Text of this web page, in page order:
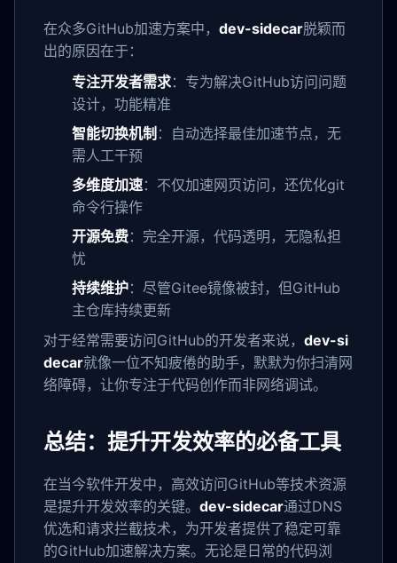
在众多GitHub加速方案中， dev-sidecar脱颖而
出的原因在于：
专注开发者需求：专为解决GitHub访问问题
设计，功能精准
智能切换机制 ：自动选择最佳加速节点，无
需人工干预
多维度加速：不仅加速网页访问，还优化git
命令行操作
开源免费：完全开源，代码透明，无隐私担
忧
持续维护：尽管Gitee镜像被封，但GitHub
主仓库持续更新
对于经常需要访问GitHub的开发者来说， dev-si
decar就像一位不知疲倦的助手，默默为你扫清网
络障碍，让你专注于代码创作而非网络调试。
总结：提升开发效率的必备工具
在当今软件开发中，高效访问GitHub等技术资源
是提升开发效率的关键。 dev-sidecar通过DNS
优选和请求拦截技术，为开发者提供了稳定可靠
的GitHub加速解决方案。无论是日常的代码浏